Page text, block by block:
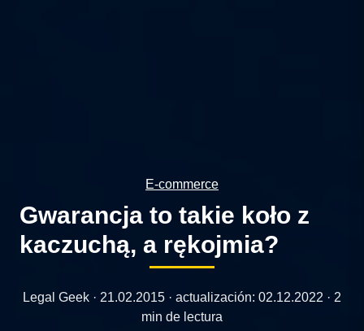
E-commerce
Gwarancja to takie koło z
kaczuchą, a rękojmia?
Legal Geek · 21.02.2015 · actualización: 02.12.2022 · 2
min de lectura